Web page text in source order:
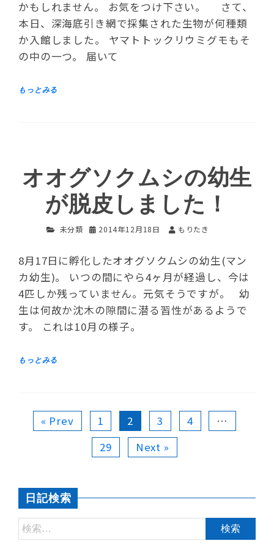
かもしれません。 お気をつけ下さい。 さて、
本日、深海底引き網で採集された生物が何種類
か入館しました。 ヤマトトックリウミグモもそ
の中の一つ。 届いて
オオグソクムシの幼生
が脱皮しました！
未分類 2014年12月18日 もりたき
8月17日に孵化したオオグソクムシの幼生(マン
カ幼生)。 いつの間にやら4ヶ月が経過し、今は
4匹しか残っていません。元気そうですが。 幼
生は何故か沈木の隙間に潜る習性があるようで
す。 これは10月の様子。
« Prev 1 2 3 4
…
29
Next »
日記検索